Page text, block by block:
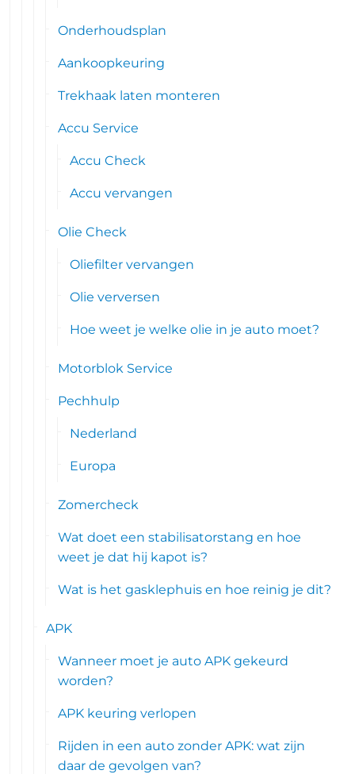
Onderhoudsplan
Aankoopkeuring
Trekhaak laten monteren
Accu Service
Accu Check
Accu vervangen
Olie Check
Oliefilter vervangen
Olie verversen
Hoe weet je welke olie in je auto moet?
Motorblok Service
Pechhulp
Nederland
Europa
Zomercheck
Wat doet een stabilisatorstang en hoe
weet je dat hij kapot is?
Wat is het gasklephuis en hoe reinig je dit?
APK
Wanneer moet je auto APK gekeurd
worden?
APK keuring verlopen
Rijden in een auto zonder APK: wat zijn
daar de gevolgen van?